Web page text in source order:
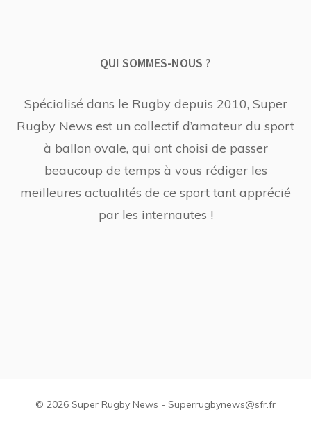
QUI SOMMES-NOUS ?
Spécialisé dans le Rugby depuis 2010, Super
Rugby News est un collectif d’amateur du sport
à ballon ovale, qui ont choisi de passer
beaucoup de temps à vous rédiger les
meilleures actualités de ce sport tant apprécié
par les internautes !
© 2026 Super Rugby News - Superrugbynews@sfr.fr